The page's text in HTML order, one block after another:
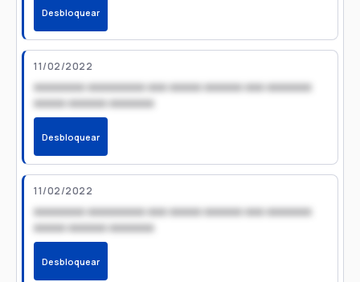
Desbloquear
11/02/2022
xxxxxxxx xxxxxxxxx xxx xxxxx xxxxxx xxx xxxxxxx
xxxxx xxxxxx xxxxxxx
Desbloquear
11/02/2022
xxxxxxxx xxxxxxxxx xxx xxxxx xxxxxx xxx xxxxxxx
xxxxx xxxxxx xxxxxxx
Desbloquear